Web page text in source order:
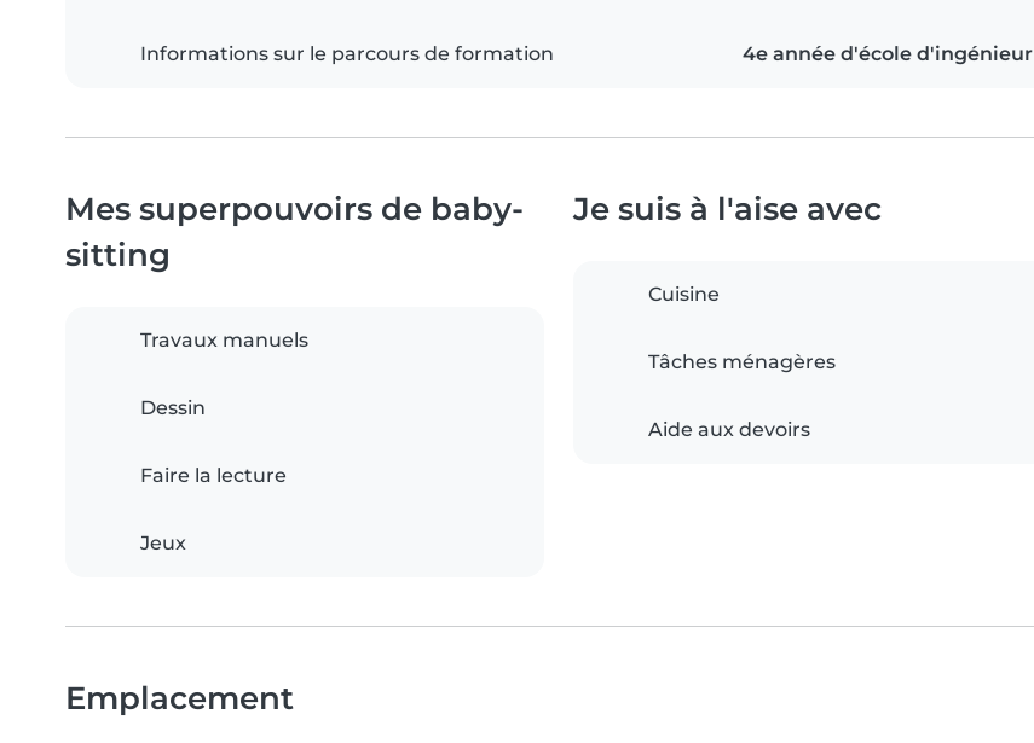
Informations sur le parcours de formation 4e année d'école d'ingénieur
Mes superpouvoirs de baby-
sitting
Travaux manuels
Dessin
Faire la lecture
Jeux
Je suis à l'aise avec
Cuisine
Tâches ménagères
Aide aux devoirs
Emplacement